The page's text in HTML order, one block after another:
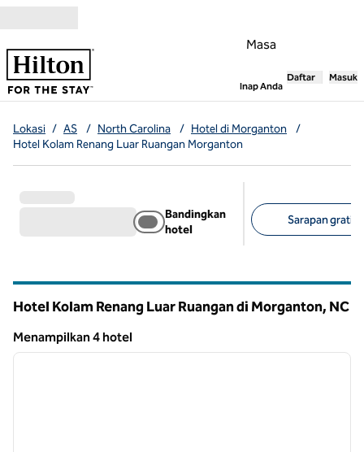
Masa
Inap Anda,Membuka
Daftar Masuk
Lokasi / AS / North Carolina / Hotel di Morganton
/
Hotel Kolam Renang Luar Ruangan Morganton
Bandingkan
hotel
Sarapan gratis
Hotel Kolam Renang Luar Ruangan di Morganton, NC
Menampilkan 4 hotel
Menampilkan 4 hotel
1 dari 12